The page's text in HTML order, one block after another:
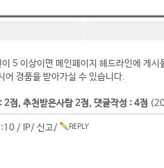
5 이상이면 메인페이지 헤드라인에 게시
어 경품을 받아가실 수 있습니다.
점, 추천받은사람 2점, 댓글작성 : 4점
/ IP/ 신고/